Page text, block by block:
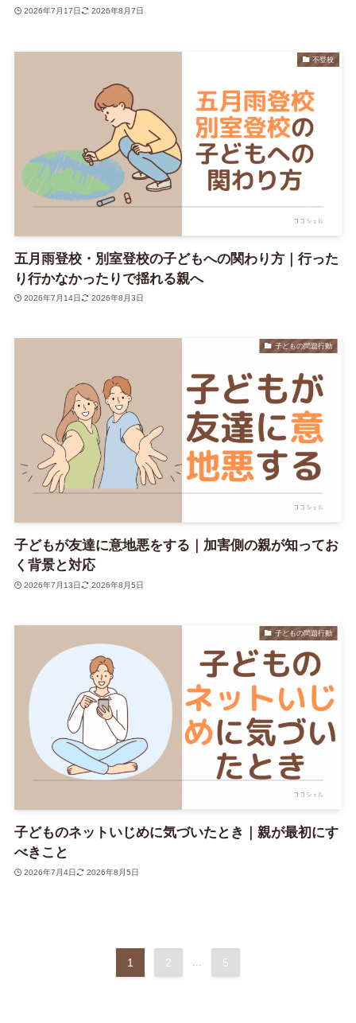
2026年7月17日 2026年8月7日
不登校
五月雨登校・別室登校の子どもへの関わり方｜行った
り行かなかったりで揺れる親へ
2026年7月14日 2026年8月3日
子どもの問題行動
子どもが友達に意地悪をする｜加害側の親が知ってお
く背景と対応
2026年7月13日 2026年8月5日
子どもの問題行動
子どものネットいじめに気づいたとき｜親が最初にす
べきこと
2026年7月4日 2026年8月5日
1 2 ... 5